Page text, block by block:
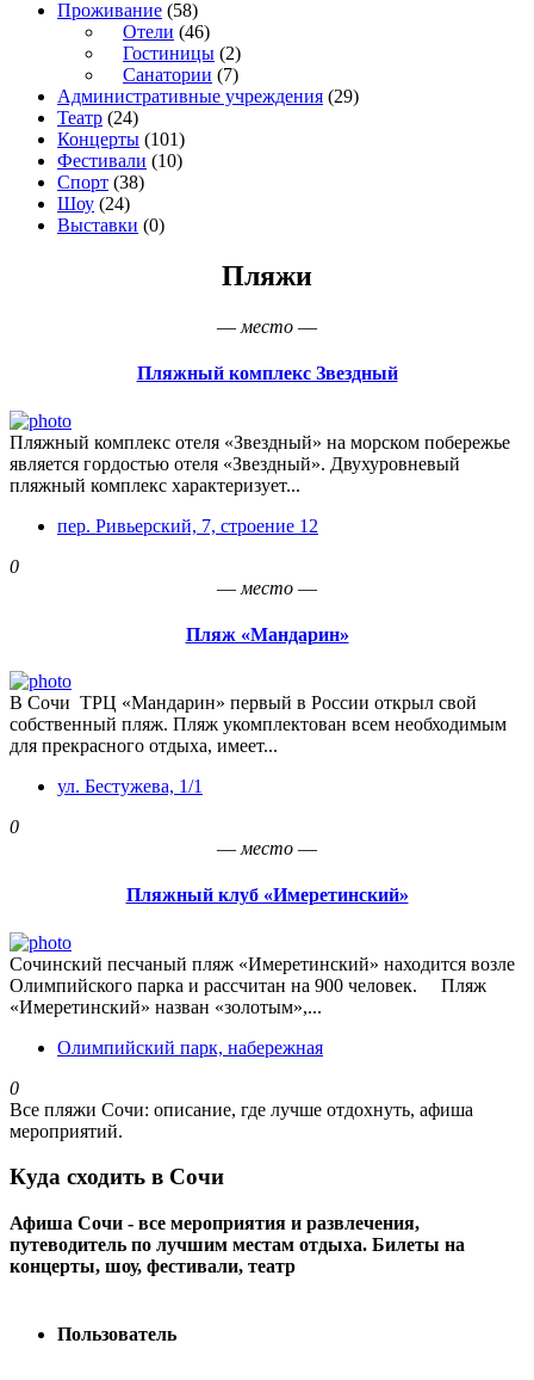
Проживание (58)
Отели (46)
Гостиницы (2)
Санатории (7)
Административные учреждения (29)
Театр (24)
Концерты (101)
Фестивали (10)
Спорт (38)
Шоу (24)
Выставки (0)
Пляжи
― место ―
Пляжный комплекс Звездный
Пляжный комплекс отеля «Звездный» на морском побережье
является гордостью отеля «Звездный». Двухуровневый
пляжный комплекс характеризует...
пер. Ривьерский, 7, строение 12
0
― место ―
Пляж «Мандарин»
В Сочи ТРЦ «Мандарин» первый в России открыл свой
собственный пляж. Пляж укомплектован всем необходимым
для прекрасного отдыха, имеет...
ул. Бестужева, 1/1
0
― место ―
Пляжный клуб «Имеретинский»
Сочинский песчаный пляж «Имеретинский» находится возле
Олимпийского парка и рассчитан на 900 человек. Пляж
«Имеретинский» назван «золотым»,...
Олимпийский парк, набережная
0
Все пляжи Сочи: описание, где лучше отдохнуть, афиша
мероприятий.
Куда сходить в Сочи
Афиша Сочи - все мероприятия и развлечения,
путеводитель по лучшим местам отдыха. Билеты на
концерты, шоу, фестивали, театр
Пользователь